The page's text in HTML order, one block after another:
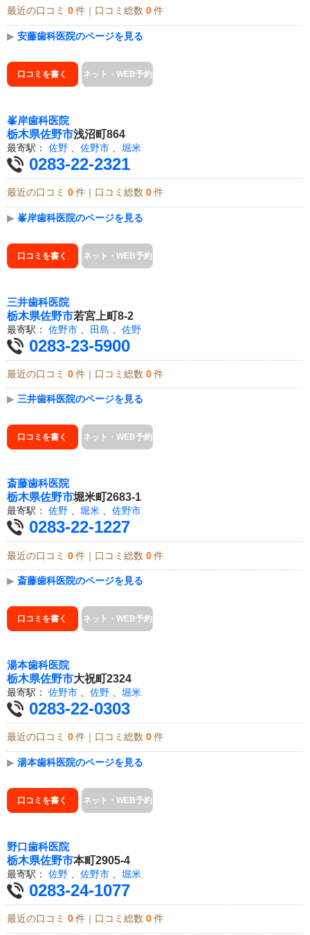
最近の口コミ 0 件｜口コミ総数 0 件
▶ 安藤歯科医院のページを見る
口コミを書く ネット・WEB予約
峯岸歯科医院
栃木県佐野市浅沼町864
最寄駅： 佐野 佐野市 堀米
0283-22-2321
最近の口コミ 0 件｜口コミ総数 0 件
▶ 峯岸歯科医院のページを見る
口コミを書く ネット・WEB予約
三井歯科医院
栃木県佐野市若宮上町8-2
最寄駅： 佐野市 田島 佐野
0283-23-5900
最近の口コミ 0 件｜口コミ総数 0 件
▶ 三井歯科医院のページを見る
口コミを書く ネット・WEB予約
斎藤歯科医院
栃木県佐野市堀米町2683-1
最寄駅： 佐野 、 堀米 、 佐野市
0283-22-1227
最近の口コミ 0 件｜口コミ総数 0 件
▶ 斎藤歯科医院のページを見る
口コミを書く ネット・WEB予約
湯本歯科医院
栃木県佐野市大祝町2324
最寄駅： 佐野市 佐野 堀米
0283-22-0303
最近の口コミ 0 件｜口コミ総数 0 件
▶ 湯本歯科医院のページを見る
口コミを書く ネット・WEB予約
野口歯科医院
栃木県佐野市本町2905-4
最寄駅： 佐野 佐野市 堀米
0283-24-1077
最近の口コミ 0 件｜口コミ総数 0 件